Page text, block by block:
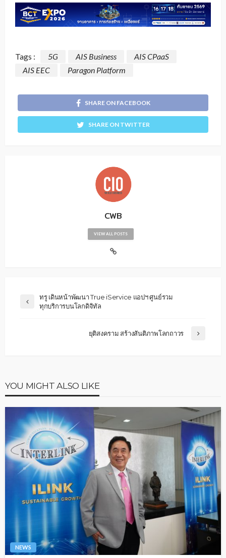
Tags : 5G AIS Business
AIS CPaaS
AIS EEC
Paragon Platform
SHARE ON FACEBOOK
SHARE ON TWITTER
CWB
VIEW ALL POSTS
ทรู เดินหน้าพัฒนา True iService แอปฯ ศูนย์รวม
ทุกบริการบนโลกดิจิทัล
ยุติสงคราม สร้างสันติภาพโลกถาวร
YOU MIGHT ALSO LIKE
NEWS